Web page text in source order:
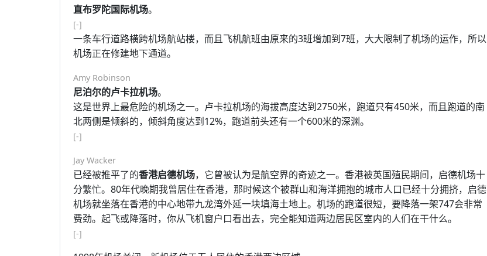
直布罗陀国际机场。
[-]
一条车行道路横跨机场航站楼，而且飞机航班由原来的3班增加到7班，大大限制了机场的运作，所以
机场正在修建地下通道。
Amy Robinson
尼泊尔的卢卡拉机场。
这是世界上最危险的机场之一。卢卡拉机场的海拔高度达到2750米，跑道只有450米，而且跑道的南
北两侧是倾斜的，倾斜角度达到12%，跑道前头还有一个600米的深渊。
[-]
Jay Wacker
已经被推平了的香港启德机场，它曾被认为是航空界的奇迹之一。香港被英国殖民期间，启德机场十
分繁忙。80年代晚期我曾居住在香港，那时候这个被群山和海洋拥抱的城市人口已经十分拥挤，启德
机场就坐落在香港的中心地带九龙湾外延一块填海土地上。机场的跑道很短，要降落一架747会非常
费劲。起飞或降落时，你从飞机窗户口看出去，完全能知道两边居民区室内的人们在干什么。
[-]